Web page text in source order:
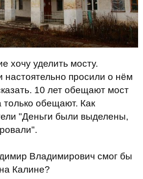
хочу уделить мосту.
просили о нём
10 лет обещают мост
только обещают. Как
"Деньги были выделены,
Владимирович смог бы
Калине?